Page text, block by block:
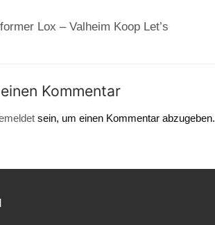
Lox – Valheim Koop Let’s
Kommentar
sein, um einen Kommentar abzugeben.